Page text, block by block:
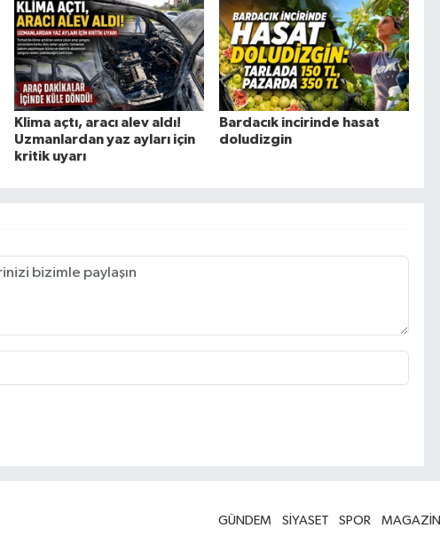
Klima açtı, aracı alev aldı!
Uzmanlardan yaz ayları için
kritik uyarı
Bardacık incirinde hasat
doludizgin
GÜNDEM SİYASET SPOR MAGAZİN